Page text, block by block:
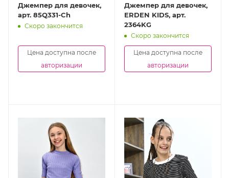
Джемпер для девочек,
арт. 85Q331-Ch
Скоро закончится
Цена доступна после
авторизации
Джемпер для девочек,
ERDEN KIDS, арт.
2364KG
Скоро закончится
Цена доступна после
авторизации